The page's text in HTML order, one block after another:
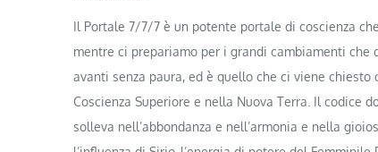
Il Portale 7/7/7 è un potente portale di coscienza
mentre ci prepariamo per i grandi cambiamenti che
avanti senza paura, ed è quello che ci viene
Coscienza Superiore e nella Nuova Terra. Il codice
solleva nell’abbondanza e nell’armonia e nella